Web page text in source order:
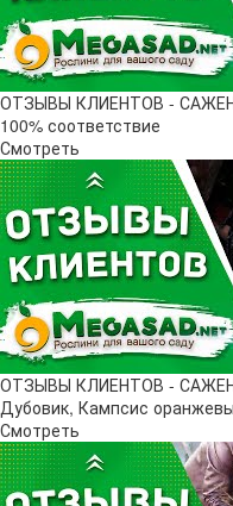
ОТЗЫВЫ КЛИЕНТОВ -
100% соответствие
Смотреть
ОТЗЫВЫ КЛИЕНТОВ -
Дубовик, Кампсис
Смотреть